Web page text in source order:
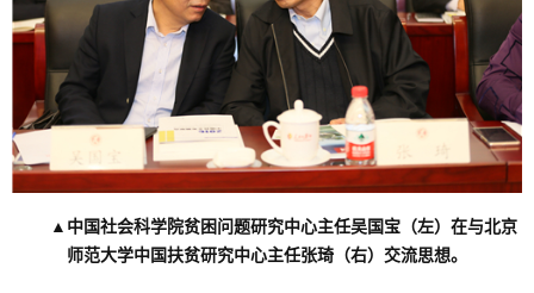
▲中国社会科学院贫困问题研究中心主任吴国宝（左）在与北京
师范大学中国扶贫研究中心主任张琦（右）交流思想。